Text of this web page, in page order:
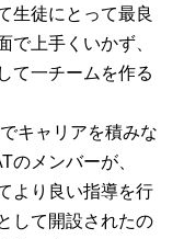
生徒にとって最良
で上手くいかず、
て一チームを作る
キャリアを積みな
のメンバーが、
より良い指導を行
して開設されたの